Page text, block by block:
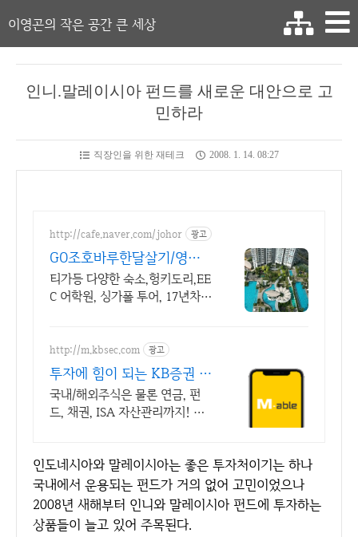
이영곤의 작은 공간 큰 세상
인니.말레이시아 펀드를 새로운 대안으로 고
민하라
직장인을 위한 재테크 2008. 1. 14. 08:27
http://cafe.naver.com/johor 광고
GO조호바루한달살기/영어
캠프
티가등 다양한 숙소,헝키도리,EE
C 어학원, 싱가폴 투어, 17년차
http://m.kbsec.com 광고
투자에 힘이 되는 KB증권 스
마트한 투자의 시작
국내/해외주식은 물론 연금, 펀
드, 채권, ISA 자산관리까지! 종
니다
인도네시아와 말레이시아는 좋은 투자처이기는 하나
국내에서 운용되는 펀드가 거의 없어 고민이었으나
2008년 새해부터 인니와 말레이시아 펀드에 투자하는
상품들이 늘고 있어 주목된다.